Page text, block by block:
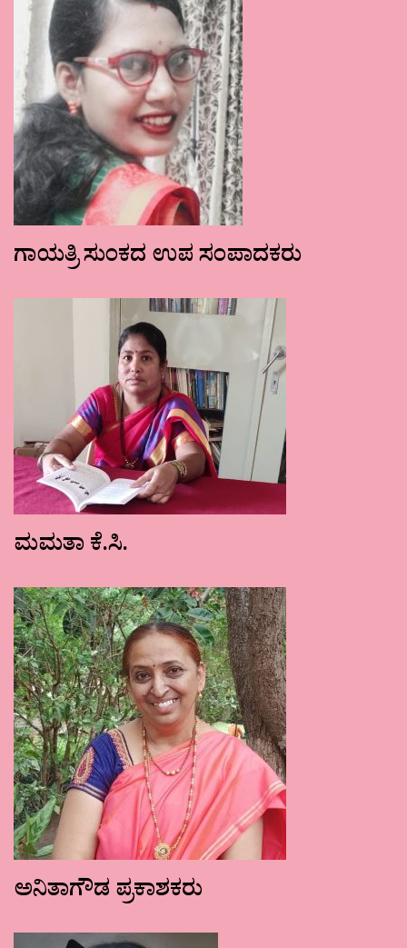
ಗಾಯತ್ರಿ ಸುಂಕದ ಉಪ ಸಂಪಾದಕರು
ಮಮತಾ ಕೆ.ಸಿ.
ಅನಿತಾಗೌಡ ಪ್ರಕಾಶಕರು